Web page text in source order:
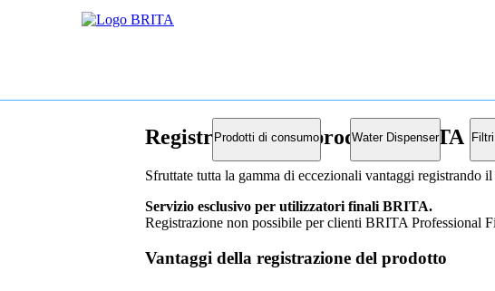
Prodotti di consumo Water Dispenser
Registrazione del prodotto BRITA
Sfruttate tutta la gamma di eccezionali vantaggi registrando
Servizio esclusivo per utilizzatori finali BRITA.
Registrazione non possibile per clienti BRITA Professional
Vantaggi della registrazione del prodotto